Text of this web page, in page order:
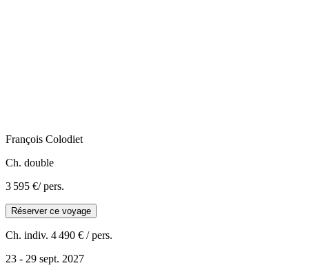
François Colodiet
Ch. double
3 595 €/ pers.
Réserver ce voyage
Ch. indiv. 4 490 € / pers.
23 - 29 sept. 2027